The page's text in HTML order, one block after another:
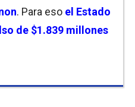
. Para eso el Estado
de $1.839 millones